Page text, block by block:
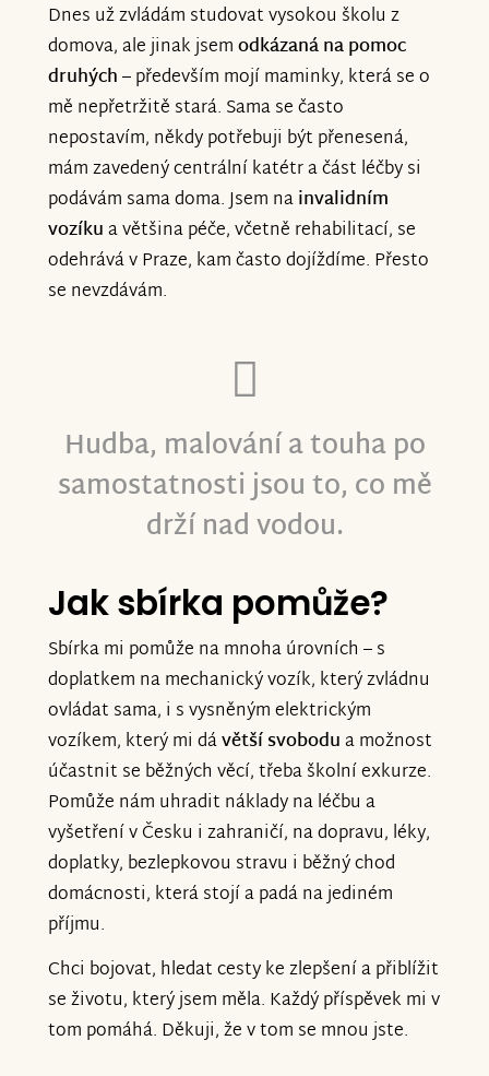
Dnes už zvládám studovat vysokou školu z
domova, ale jinak jsemodkázaná na pomoc
druhých– především mojí maminky, která se o
mě nepřetržitě stará. Sama se často
nepostavím, někdy potřebuji být přenesená,
mám zavedený centrální katétr a část léčby si
podávám sama doma. Jsem nainvalidním
vozíkua většina péče, včetně rehabilitací, se
odehrává v Praze, kam často dojíždíme. Přesto
se nevzdávám.
Hudba, malování a touha po
samostatnosti jsou to, co mě
drží nad vodou.
Jak sbírka pomůže?
Sbírka mi pomůže na mnoha úrovních – s
doplatkem na mechanický vozík, který zvládnu
ovládat sama, i s vysněným elektrickým
vozíkem, který mi dávětší svobodua možnost
účastnit se běžných věcí, třeba školní exkurze.
Pomůže nám uhradit náklady na léčbu a
vyšetření v Česku i zahraničí, na dopravu, léky,
doplatky, bezlepkovou stravu i běžný chod
domácnosti, která stojí a padá na jediném
příjmu.
Chci bojovat, hledat cesty ke zlepšení a přiblížit
se životu, který jsem měla. Každý příspěvek mi v
tom pomáhá. Děkuji, že v tom se mnou jste.